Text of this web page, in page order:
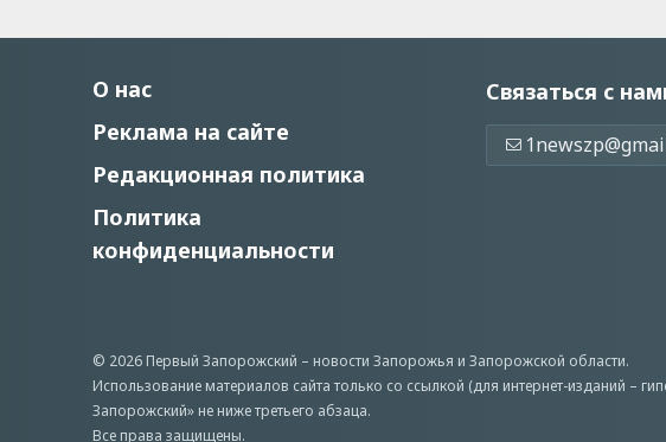
О нас
Реклама на сайте
Редакционная политика
Политика
конфиденциальности
Связаться с
© 2026 Первый Запорожский – новости Запорожья и Запорожской области.
Использование материалов сайта только со ссылкой (для интернет-изданий –
Запорожский» не ниже третьего абзаца.
Все права защищены.